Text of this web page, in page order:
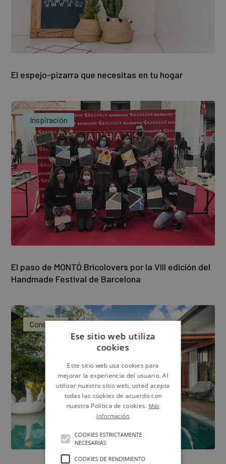
El espejo-pizarra que necesitas en tu hogar
Inspiración
El paso de MONTÓ Bricolovers por la VIII edición del
Handmade Festival de Barcelona
Consejos
Ese sitio web utiliza
cookies
Este sitio web usa cookies para
mejorar la experiencia del usuario. Al
utilizar nuestro sitio web, usted acepta
todas las cookies de acuerdo con
nuestra Política de cookies. Más
información
COOKIES ESTRICTAMENTE
NECESARIAS
COOKIES DE RENDIMIENTO